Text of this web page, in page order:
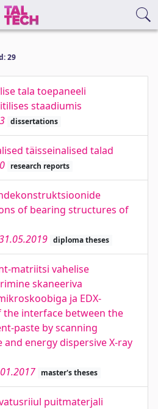
29
tala toepaneeli
staadiumis
dissertations
täisseinalised talad
research reports
of bearing structures of
diploma theses
matriitsi vahelise
skaneeriva
ja EDX-
the interface between the
paste by scanning
energy dispersive X-ray
master's theses
puitmaterjali